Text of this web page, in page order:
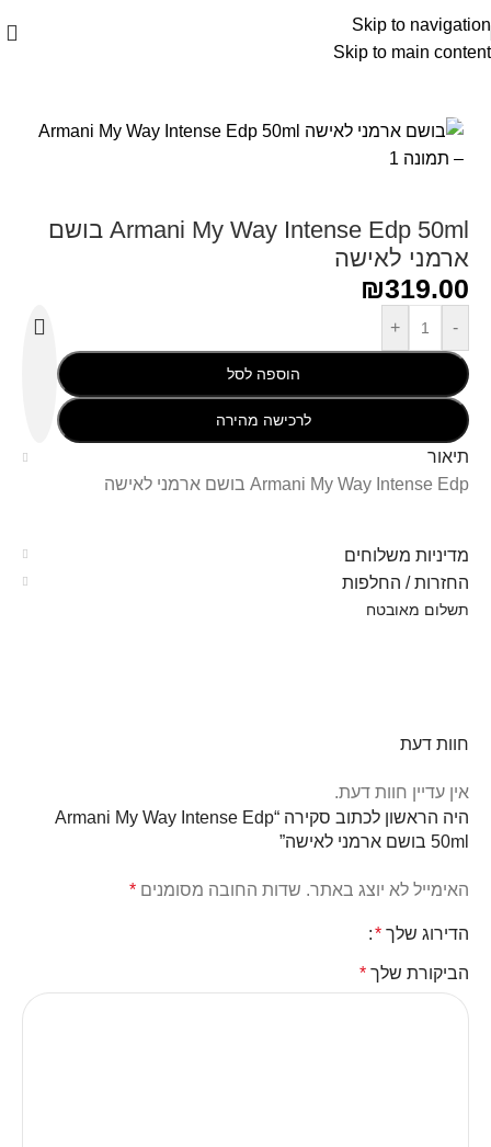
Skip to navigation
Skip to main content
עמוד הבית/Armani - ארמאני
Armani My Way Intense Edp 50ml בושם
ארמני לאישה
₪319.00
-
+
הוספה לסל
לרכישה מהירה
תיאור
Armani My Way Intense Edp בושם ארמני לאישה
מדיניות משלוחים
החזרות / החלפות
תשלום מאובטח
חוות דעת
אין עדיין חוות דעת.
היה הראשון לכתוב סקירה “Armani My Way Intense Edp
50ml בושם ארמני לאישה”
האימייל לא יוצג באתר. שדות החובה מסומנים *
הדירוג שלך *
הביקורת שלך *